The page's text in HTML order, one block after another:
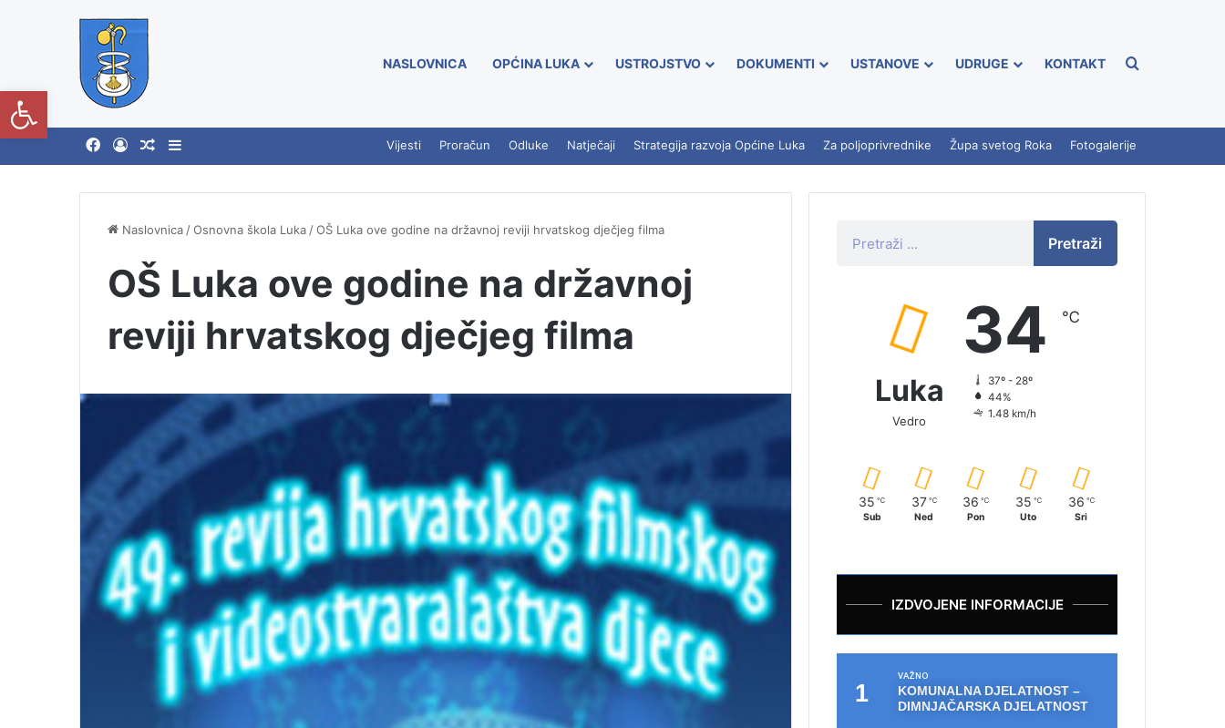
NASLOVNICA OPĆINA LUKA USTROJSTVO DOKUMENTI USTANOVE UDRUGE KONTAKT
Vijesti Proračun Odluke Natječaji Strategija razvoja Općine Luka Za poljoprivrednike Župa svetog Roka Fotogalerije
Naslovnica /Osnovna škola Luka /OŠ Luka ove godine na državnoj reviji hrvatskog dječjeg filma
OŠ Luka ove godine na državnoj
reviji hrvatskog dječjeg filma
Pretraži
Luka
Vedro
34 ℃
37º - 28º
44%
1.48 km/h
35 ℃
Sub
37 ℃
Ned
36 ℃
Pon
35 ℃
Uto
36 ℃
Sri
IZDVOJENE INFORMACIJE
VAŽNO
KOMUNALNA DJELATNOST –
DIMNJAČARSKA DJELATNOST
Open toolbar